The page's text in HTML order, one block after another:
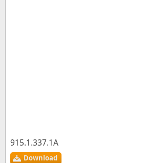
915.1.337.1A
Download